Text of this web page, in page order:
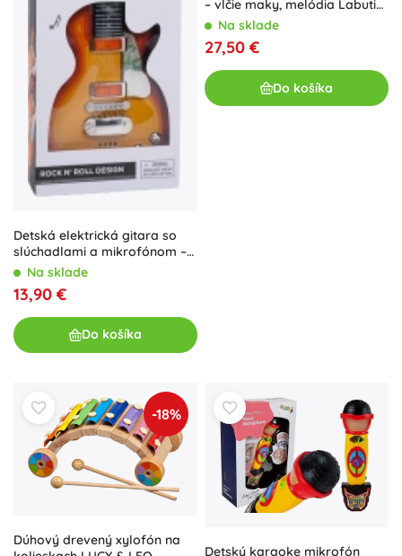
Detská elektrická gitara so
slúchadlami a mikrofónom –
Červená
Na sklade
13,90 €
Do košíka
– vlčie maky, melódia Labutie
jazero
Na sklade
27,50 €
Do košíka
-18%
Dúhový drevený xylofón na
Detský karaoke mikrofón